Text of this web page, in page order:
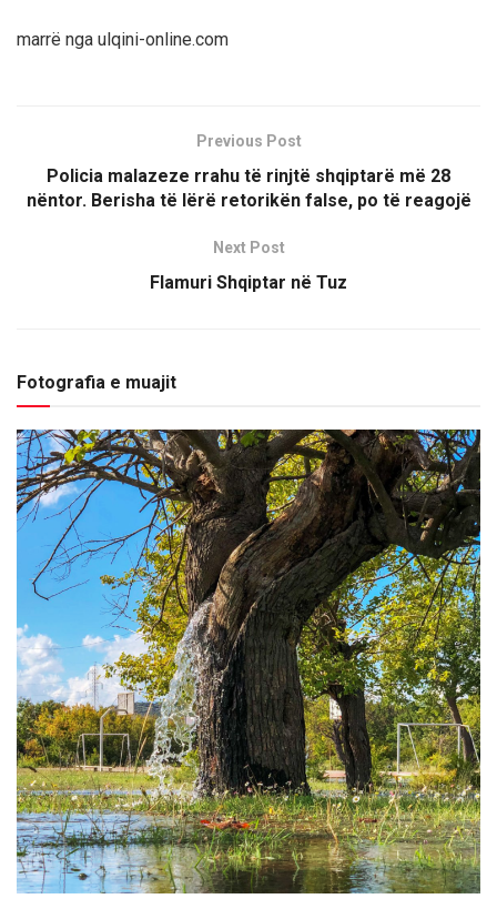
marrë nga ulqini-online.com
Previous Post
Policia malazeze rrahu të rinjtë shqiptarë më 28
nëntor. Berisha të lërë retorikën false, po të reagojë
Next Post
Flamuri Shqiptar në Tuz
Fotografia e muajit